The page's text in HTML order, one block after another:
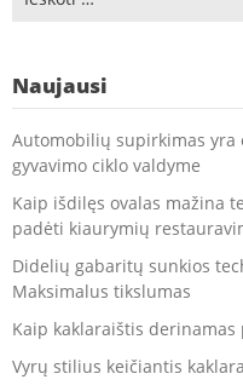
Naujausi
Automobilių supirkimas yra
gyvavimo ciklo valdyme
Kaip išdilęs ovalas mažina
padėti kiaurymių
Didelių gabaritų sunkios
Maksimalus tikslumas
Kaip kaklaraištis
Vyrų stilius keičiantis